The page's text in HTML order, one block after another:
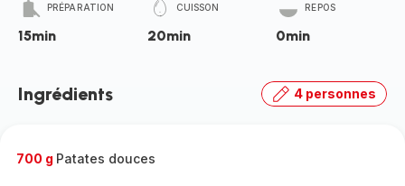
PRÉPARATION
15min
CUISSON
20min
REPOS
0min
Ingrédients 4 personnes
700 g Patates douces